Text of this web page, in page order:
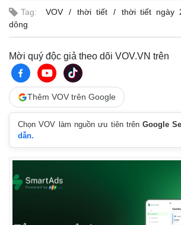
Bất động sản
Khởi nghiệp
Giá vàng
Giá cà
Tag: VOV thời tiết thời tiết ngày
dông
Mời quý độc giả theo dõi VOV.VN trên
Thêm VOV trên Google
Chọn VOV làm nguồn ưu tiên trênGoogle
dẫn.